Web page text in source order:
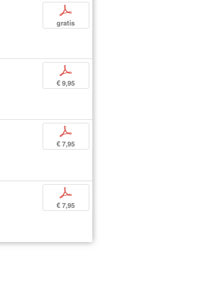
p
gratis
p
€ 9,95
p
€ 7,95
p
€ 7,95